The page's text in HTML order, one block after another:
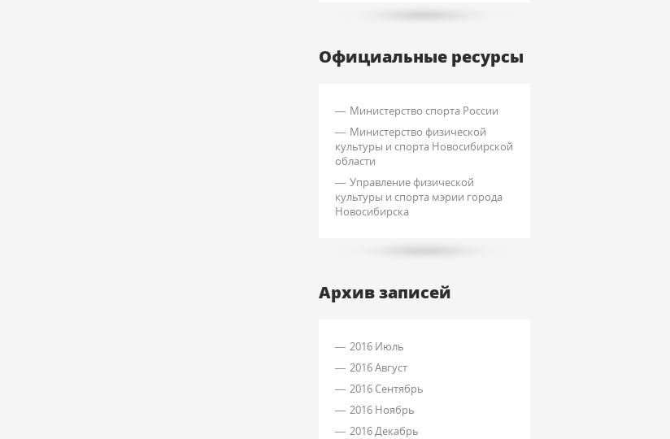
Официальные ресурсы
Министерство спорта России
Министерство физической
культуры и спорта Новосибирской
области
Управление физической
культуры и спорта мэрии города
Новосибирска
Архив записей
2016 Июль
2016 Август
2016 Сентябрь
2016 Ноябрь
2016 Декабрь